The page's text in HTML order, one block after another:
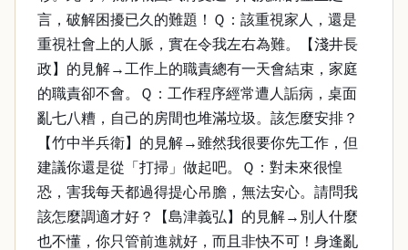
言，破解困擾已久的難題！Ｑ：該重視家人，還是
重視社會上的人脈，實在令我左右為難。【淺井長
政】的見解→工作上的職責總有一天會結束，家庭
的職責卻不會。Ｑ：工作程序經常遭人詬病，桌面
亂七八糟，自己的房間也堆滿垃圾。該怎麼安排？
【竹中半兵衛】的見解→雖然我很要你先工作，但
建議你還是從「打掃」做起吧。Ｑ：對未來很惶
恐，害我每天都過得提心吊膽，無法安心。請問我
該怎麼調適才好？【島津義弘】的見解→別人什麼
也不懂，你只管前進就好，而且非快不可！身逢亂